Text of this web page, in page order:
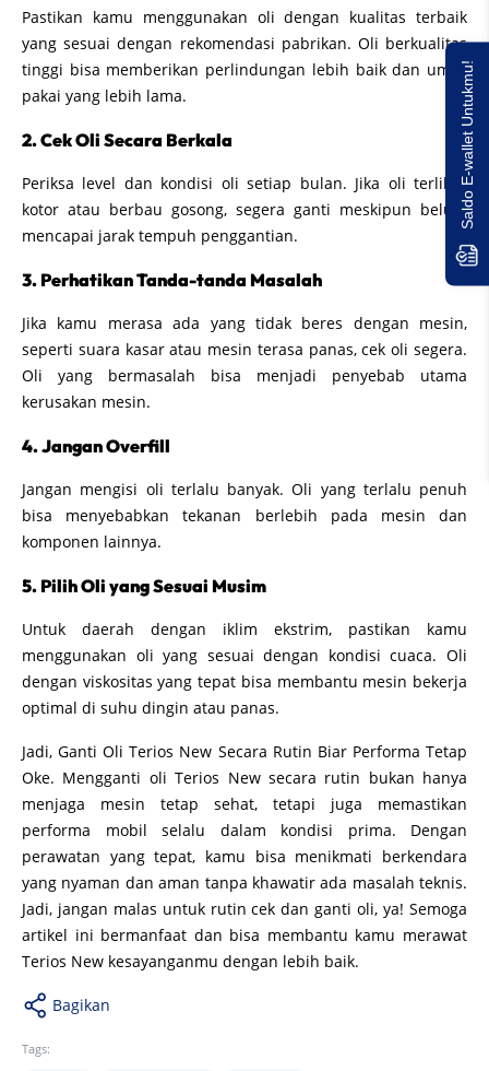
Pastikan kamu menggunakan oli dengan kualitas terbaik
yang sesuai dengan rekomendasi pabrikan. Oli berkualitas
tinggi bisa memberikan perlindungan lebih baik dan umur
pakai yang lebih lama.
2. Cek Oli Secara Berkala
Periksa level dan kondisi oli setiap bulan. Jika oli terlihat
kotor atau berbau gosong, segera ganti meskipun belum
mencapai jarak tempuh penggantian.
3. Perhatikan Tanda-tanda Masalah
Jika kamu merasa ada yang tidak beres dengan mesin,
seperti suara kasar atau mesin terasa panas, cek oli segera.
Oli yang bermasalah bisa menjadi penyebab utama
kerusakan mesin.
4. Jangan Overfill
Jangan mengisi oli terlalu banyak. Oli yang terlalu penuh
bisa menyebabkan tekanan berlebih pada mesin dan
komponen lainnya.
5. Pilih Oli yang Sesuai Musim
Untuk daerah dengan iklim ekstrim, pastikan kamu
menggunakan oli yang sesuai dengan kondisi cuaca. Oli
dengan viskositas yang tepat bisa membantu mesin bekerja
optimal di suhu dingin atau panas.
Jadi, Ganti Oli Terios New Secara Rutin Biar Performa Tetap
Oke. Mengganti oli Terios New secara rutin bukan hanya
menjaga mesin tetap sehat, tetapi juga memastikan
performa mobil selalu dalam kondisi prima. Dengan
perawatan yang tepat, kamu bisa menikmati berkendara
yang nyaman dan aman tanpa khawatir ada masalah teknis.
Jadi, jangan malas untuk rutin cek dan ganti oli, ya! Semoga
artikel ini bermanfaat dan bisa membantu kamu merawat
Terios New kesayanganmu dengan lebih baik.
Bagikan
Tags:
Saldo E-wallet Untukmu!